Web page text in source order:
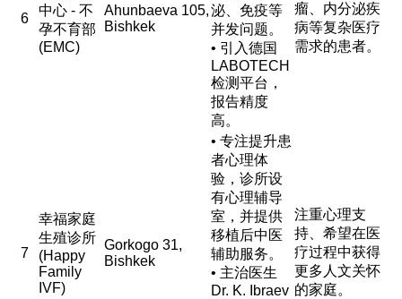
6
中心 - 不
孕不育部
(EMC)
Ahunbaeva 105,
Bishkek
泌、免疫等
并发问题。
• 引入德国
LABOTECH
检测平台，
报告精度
高。
瘤、内分泌疾
病等复杂医疗
需求的患者。
7
幸福家庭
生殖诊所
(Happy
Family
IVF)
Gorkogo 31,
Bishkek
• 专注提升患
者心理体
验，诊所设
有心理辅导
室，并提供
移植后中医
辅助服务。
• 主治医生
Dr. K. Ibraev
注重心理支
持、希望在医
疗过程中获得
更多人文关怀
的家庭。